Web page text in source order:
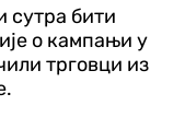
сутра бити
о кампањи у
трговци из